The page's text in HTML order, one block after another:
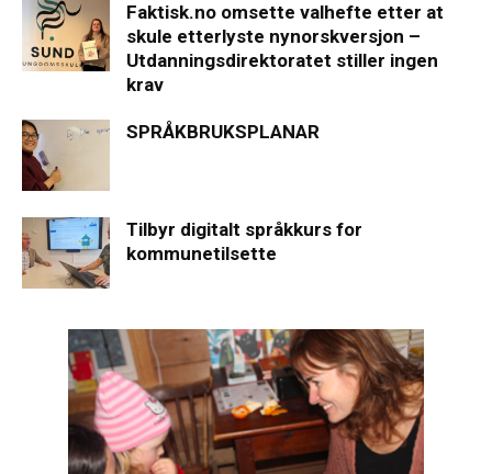
Faktisk.no omsette valhefte etter at
skule etterlyste nynorskversjon –
Utdanningsdirektoratet stiller ingen
krav
SPRÅKBRUKSPLANAR
Tilbyr digitalt språkkurs for
kommunetilsette